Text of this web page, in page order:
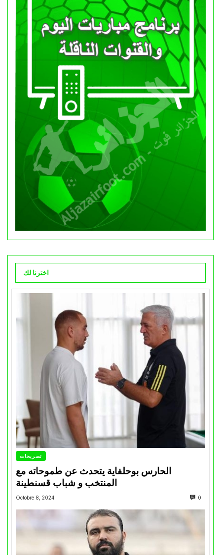
اخترنا لك
تصريحات
الحارس بوحلفاية يتحدث عن طموحاته مع
المنتخب و شباب قسنطينة
Octobre 8, 2024 0